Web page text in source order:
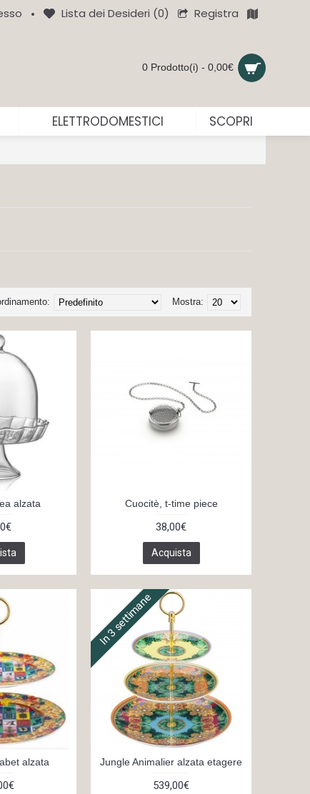
• Lista dei Desideri (0) Registra
0 Prodotto(i) - 0,00€
ELETTRODOMESTICI SCOPRI
Mostra:
alzata Cuocitè, t-time piece
38,00€
Acquista
alzata
In 3 settimane
Jungle Animalier alzata etagere
539,00€